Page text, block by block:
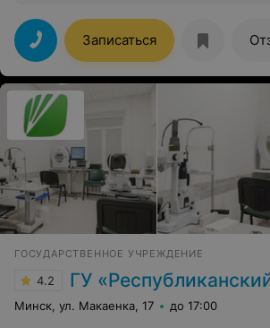
благодаря грамотному, комплексному
Натальи, визит к пластическому хирургу
очень нескоро! Делала смас, нити,
лице Фотоной. И всем осталась безумно
Получаю регулярно комплименты от
соседей! Понравилось, что Наталья сразу
четкий план, расписав по времени наши
была на связи, если у меня возникали
Доверяю ей безгранично. Благодарю
когда подхожу к зеркалу. Точно знаю,
Васильевны нет ничего невозможного!
Записаться
ГОСУДАРСТВЕННОЕ УЧРЕЖДЕНИЕ
4.2 ГУ «Республиканский научно-практический центр медицинской
Минск, ул. Макаенка, 17 до 17:00